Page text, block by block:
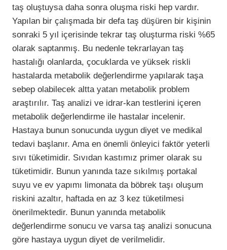
taş oluştuysa daha sonra oluşma riski hep vardır.
Yapılan bir çalışmada bir defa taş düşüren bir kişinin
sonraki 5 yıl içerisinde tekrar taş oluşturma riski %65
olarak saptanmış. Bu nedenle tekrarlayan taş
hastalığı olanlarda, çocuklarda ve yüksek riskli
hastalarda metabolik değerlendirme yapılarak taşa
sebep olabilecek altta yatan metabolik problem
araştırılır. Taş analizi ve idrar-kan testlerini içeren
metabolik değerlendirme ile hastalar incelenir.
Hastaya bunun sonucunda uygun diyet ve medikal
tedavi başlanır. Ama en önemli önleyici faktör yeterli
sıvı tüketimidir. Sıvıdan kastımız primer olarak su
tüketimidir. Bunun yanında taze sıkılmış portakal
suyu ve ev yapımı limonata da böbrek taşı oluşum
riskini azaltır, haftada en az 3 kez tüketilmesi
önerilmektedir. Bunun yanında metabolik
değerlendirme sonucu ve varsa taş analizi sonucuna
göre hastaya uygun diyet de verilmelidir.